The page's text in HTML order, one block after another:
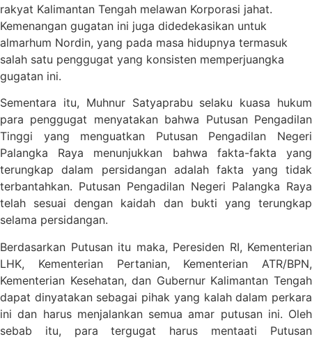
rakyat Kalimantan Tengah melawan Korporasi jahat.
Kemenangan gugatan ini juga didedekasikan untuk
almarhum Nordin, yang pada masa hidupnya termasuk
salah satu penggugat yang konsisten memperjuangka
gugatan ini.
Sementara itu, Muhnur Satyaprabu selaku kuasa hukum
para penggugat menyatakan bahwa Putusan Pengadilan
Tinggi yang menguatkan Putusan Pengadilan Negeri
Palangka Raya menunjukkan bahwa fakta-fakta yang
terungkap dalam persidangan adalah fakta yang tidak
terbantahkan. Putusan Pengadilan Negeri Palangka Raya
telah sesuai dengan kaidah dan bukti yang terungkap
selama persidangan.
Berdasarkan Putusan itu maka, Peresiden RI, Kementerian
LHK, Kementerian Pertanian, Kementerian ATR/BPN,
Kementerian Kesehatan, dan Gubernur Kalimantan Tengah
dapat dinyatakan sebagai pihak yang kalah dalam perkara
ini dan harus menjalankan semua amar putusan ini. Oleh
sebab itu, para tergugat harus mentaati Putusan